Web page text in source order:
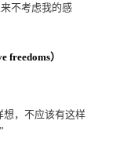
不考虑我的感
freedoms）
想，不应该有这样